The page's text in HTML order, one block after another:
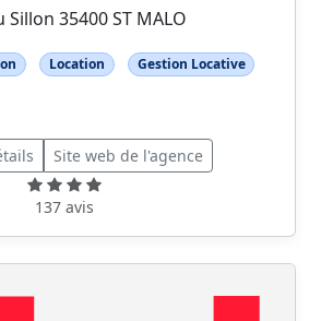
Sillon 35400 ST MALO
Location
Gestion Locative
Site web de l'agence
137 avis